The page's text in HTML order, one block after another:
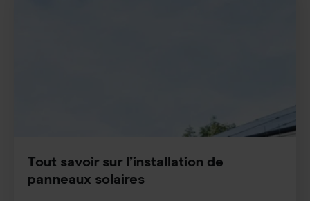
Tout savoir sur l’installation de
panneaux solaires